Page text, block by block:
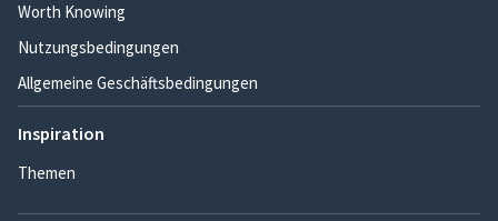
Worth Knowing
Nutzungsbedingungen
Allgemeine Geschäftsbedingungen
Inspiration
Themen